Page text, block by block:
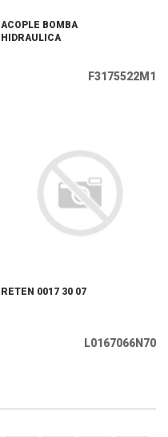
ACOPLE BOMBA
HIDRAULICA
F3175522M1
RETEN 0017 30 07
L0167066N70